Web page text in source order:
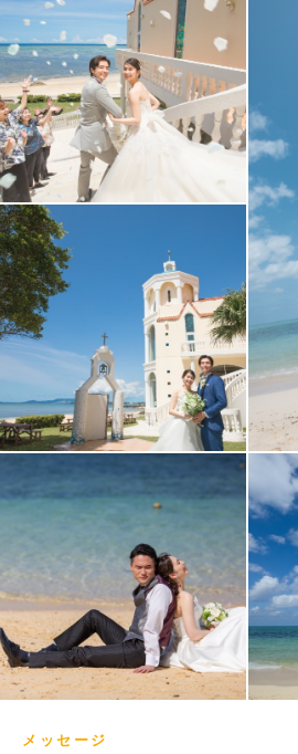
オプション
アクセス/TEL
こだわりポイント
チャペルでの撮影 海での
フォトグラファー指名 スタジ
家族・友人と撮影 マタニティフォト
ソ
撮影前の打ち合わせ
自分のカメラで撮影
ペットと撮影
豊富な色打掛・着物
メッセージ